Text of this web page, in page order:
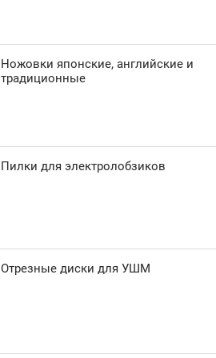
Ножовки японские, английские и
традиционные
Пилки для электролобзиков
Отрезные диски для УШМ